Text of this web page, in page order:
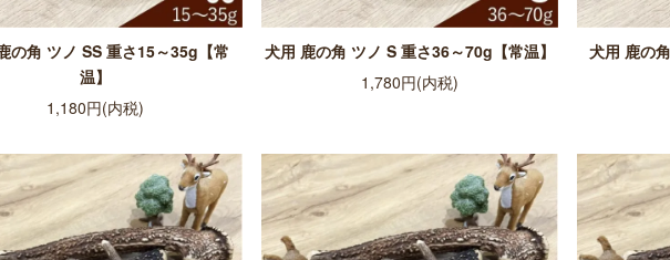
の角 ツノ SS 重さ15～35g【常
温】
1,180円(内税)
犬用 鹿の角 ツノ S 重さ36～70g【常温】
1,780円(内税)
犬用 鹿の